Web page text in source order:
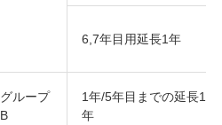
6,7年目用延長1年
グループ
B
1年/5年目までの延長1
年